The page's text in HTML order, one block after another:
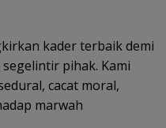
kader terbaik demi
pihak. Kami
cacat moral,
marwah